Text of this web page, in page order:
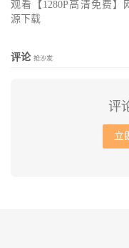
观看【1280P高清免费】
源下载
评论 抢沙发
评
立